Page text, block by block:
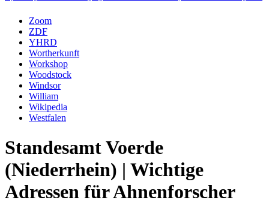
Zoom
ZDF
YHRD
Wortherkunft
Workshop
Woodstock
Windsor
William
Wikipedia
Westfalen
Standesamt Voerde
(Niederrhein) | Wichtige
Adressen für Ahnenforscher